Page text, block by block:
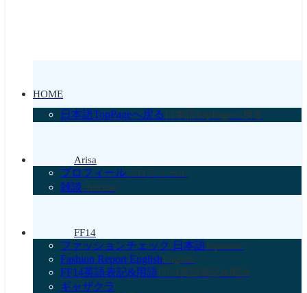
HOME
日本語TopPageへ戻る 日本語TopPageへ戻る
Arisa
プロフィールプロフィール
雑談chitchat
FF14
ファッションチェック 日本語Japanese
Fashion Report EnglishEnglish
FF14英語表記&用語FF14英語表記&用語
ギャザクラ